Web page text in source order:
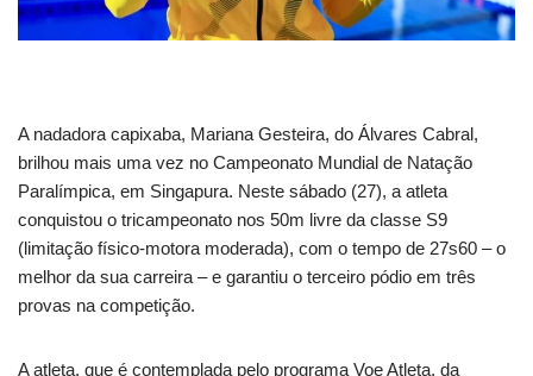
A nadadora capixaba, Mariana Gesteira, do Álvares Cabral,
brilhou mais uma vez no Campeonato Mundial de Natação
Paralímpica, em Singapura. Neste sábado (27), a atleta
conquistou o tricampeonato nos 50m livre da classe S9
(limitação físico-motora moderada), com o tempo de 27s60 – o
melhor da sua carreira – e garantiu o terceiro pódio em três
provas na competição.
A atleta, que é contemplada pelo programa Voe Atleta, da